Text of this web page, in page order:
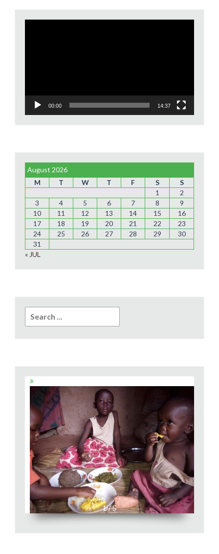
00:00 14:37
August 2026
M
T W T F S
S
1
2
3
4 5 6 7 8
9
10
11 12 13 14 15
16
17
18 19 20 21 22
23
24
25 26 27 28 29
30
31
« JUL
for:
1 / 5